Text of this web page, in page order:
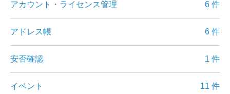
アカウント・ライセンス管理 6 件
アドレス帳 6 件
安否確認 1 件
イベント 11 件